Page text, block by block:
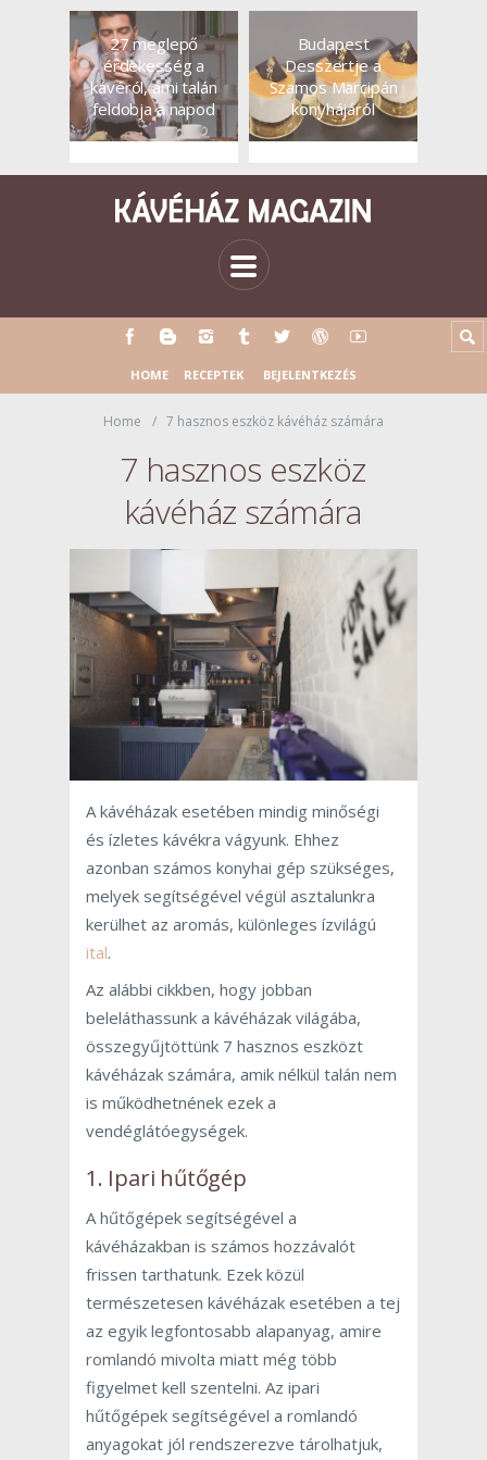
27 meglepő
érdekesség a
kávéról, ami talán
feldobja a napod
Budapest
Desszertje a
Szamos Marcipán
konyhájáról
HOME RECEPTEK BEJELENTKEZÉS
Home 7 hasznos eszköz kávéház számára
7 hasznos eszköz
kávéház számára
A kávéházak esetében mindig minőségi
és ízletes kávékra vágyunk. Ehhez
azonban számos konyhai gép szükséges,
melyek segítségével végül asztalunkra
kerülhet az aromás, különleges ízvilágú
ital.
Az alábbi cikkben, hogy jobban
beleláthassunk a kávéházak világába,
összegyűjtöttünk 7 hasznos eszközt
kávéházak számára, amik nélkül talán nem
is működhetnének ezek a
vendéglátóegységek.
1. Ipari hűtőgép
A hűtőgépek segítségével a
kávéházakban is számos hozzávalót
frissen tarthatunk. Ezek közül
természetesen kávéházak esetében a tej
az egyik legfontosabb alapanyag, amire
romlandó mivolta miatt még több
figyelmet kell szentelni. Az ipari
hűtőgépek segítségével a romlandó
anyagokat jól rendszerezve tárolhatjuk,